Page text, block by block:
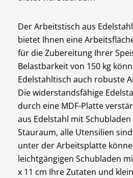
Der Arbeitstisch aus
bietet Ihnen eine
für die Zubereitung Ihrer
Belastbarkeit von 150 kg
Edelstahltisch auch robuste
Die widerstandsfähige
durch eine MDF-Platte
aus Edelstahl mit
Stauraum, alle Utensilien
unter der Arbeitsplatte
leichtgängigen Schubladen
x 11 cm Ihre Zutaten und